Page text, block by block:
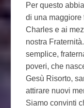
Per questo
di una maggiore
Charles e ai
nostra
semplice,
poveri, che
Gesù Risorto,
attirare nuovi
Siamo convinti